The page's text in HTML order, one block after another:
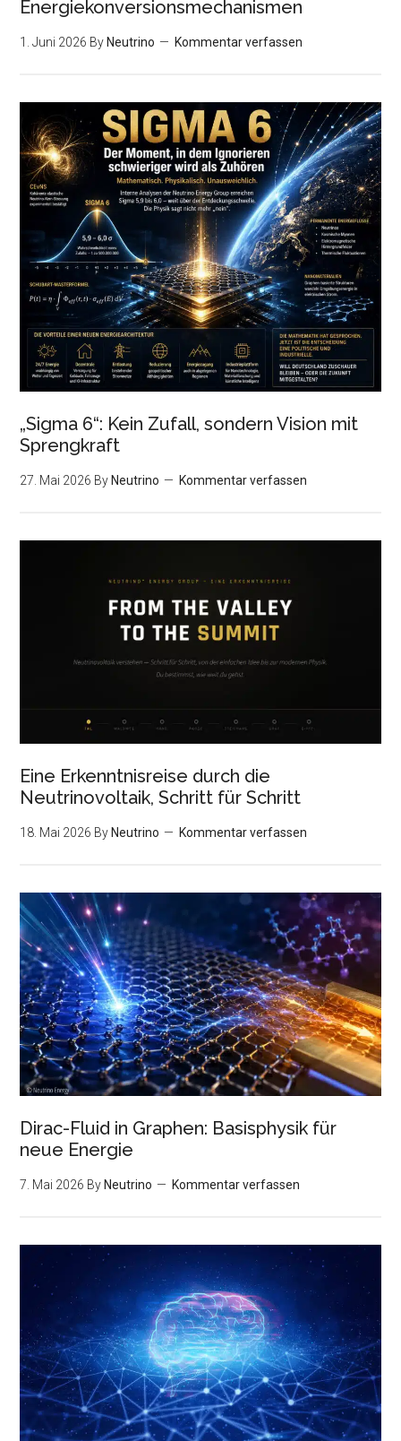
Energiekonversionsmechanismen
1. Juni 2026 By Neutrino Kommentar verfassen
„Sigma 6“: Kein Zufall, sondern Vision mit
Sprengkraft
27. Mai 2026 By Neutrino Kommentar verfassen
Eine Erkenntnisreise durch die
Neutrinovoltaik, Schritt für Schritt
18. Mai 2026 By Neutrino Kommentar verfassen
Dirac-Fluid in Graphen: Basisphysik für
neue Energie
7. Mai 2026 ByNeutrino Kommentar verfassen